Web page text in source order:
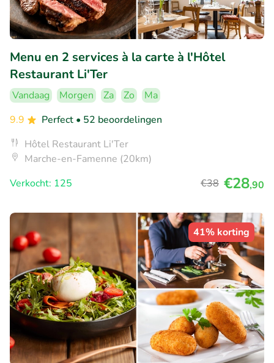
Menu en 2 services à la carte à l'Hôtel
Restaurant Li'Ter
Vandaag Morgen Za Zo
Ma
9.9
Perfect • 52 beoordelingen
Hôtel Restaurant Li'Ter
Marche-en-Famenne (20km)
Verkocht: 125
€38 €28,90
41% korting